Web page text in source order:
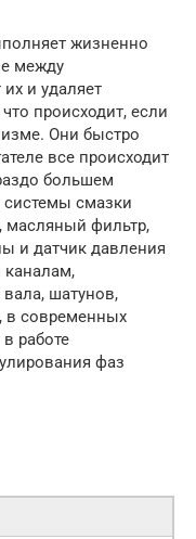
жизненно
между
и удаляет
происходит, если
Они быстро
все происходит
большем
смазки
масляный фильтр,
и датчик давления
каналам,
вала, шатунов,
в современных
работе
фаз